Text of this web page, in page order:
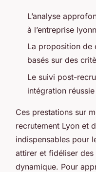
L’analyse
à l’entreprise
La proposition de
basés sur des
Le suivi post-
intégration réussie
Ces prestations sur
recrutement Lyon et
indispensables pour
attirer et fidéliser
dynamique. Pour